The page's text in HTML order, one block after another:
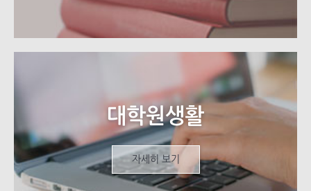
대학원생활
자세히 보기